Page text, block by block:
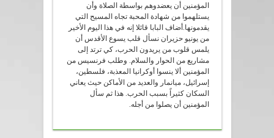
المؤمنين أن يعضدوهم بواسطة الصلاة وأن
يستلهموا من شهادة المحبة تجاه المسيح التي
يقدمونها.أضاف البابا قائلا إنه في هذا اليوم الأخير
من يونيو حزيران نسأل قلب يسوع الأقدس أن
يلمس قلوب من يريدون الحرب، كي ترتد إلى
مشاريع من الحوار والسلام. وطلب فرنسيس من
المؤمنين ألا ينسوا أوكرانيا المعذبة، فلسطين،
إسرائيل، ميانمار والعديد من الأماكن حيث يعاني
السكان كثيراً بسبب الحرب. هذا ثم سأل
المؤمنين أن يصلوا من أجله.